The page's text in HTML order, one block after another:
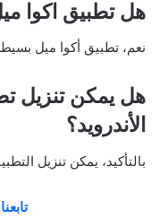
هل تطبيق اكوا
نعم، تطبيق أكوا ميل
هل يمكن تنزيل
الأندرويد؟
بالتأكيد، يمكن تنزيل